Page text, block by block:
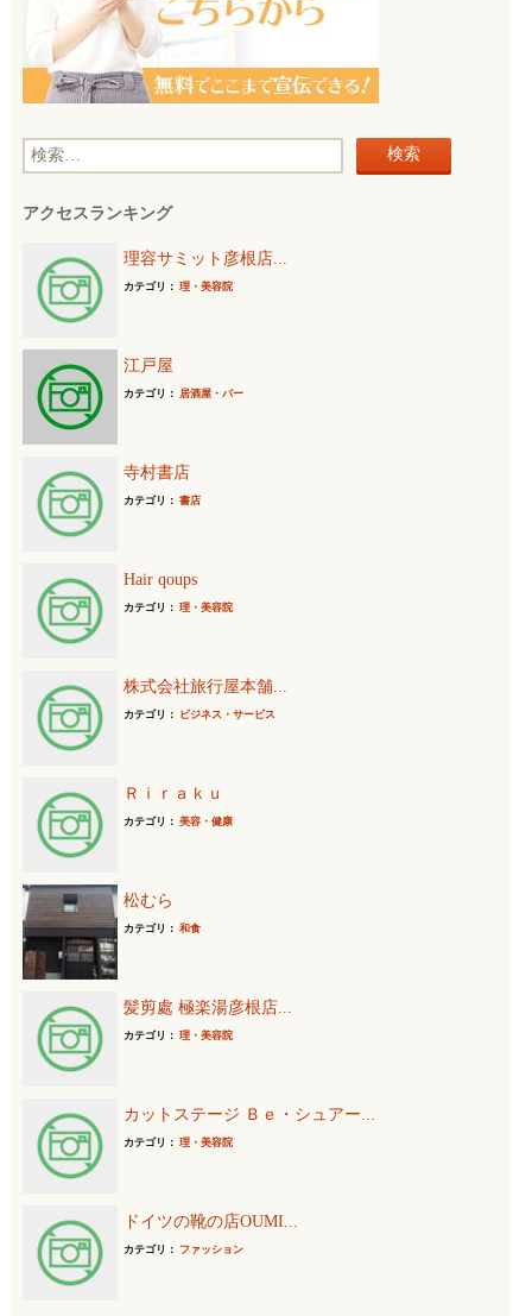
検
:アクセスランキング
理容サミット彦根店...
カテゴリ： 理・美容院
江戸屋
カテゴリ： 居酒屋・バー
寺村書店
カテゴリ： 書店
Hair qoups
カテゴリ： 理・美容院
株式会社旅行屋本舗...
カテゴリ： ビジネス・サービス
Ｒｉｒａｋｕ
カテゴリ： 美容・健康
松むら
カテゴリ： 和食
髪剪處 極楽湯彦根店...
カテゴリ： 理・美容院
カットステージ Ｂｅ・シュアー...
カテゴリ： 理・美容院
ドイツの靴の店OUMI...
カテゴリ： ファッション